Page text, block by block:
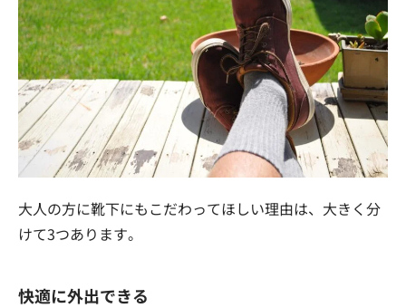
大人の方に靴下にもこだわってほしい理由は、大きく分
けて3つあります。
快適に外出できる